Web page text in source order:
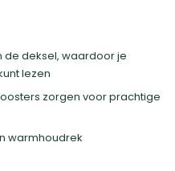
deksel, waardoor je
lezen
zorgen voor prachtige
warmhoudrek